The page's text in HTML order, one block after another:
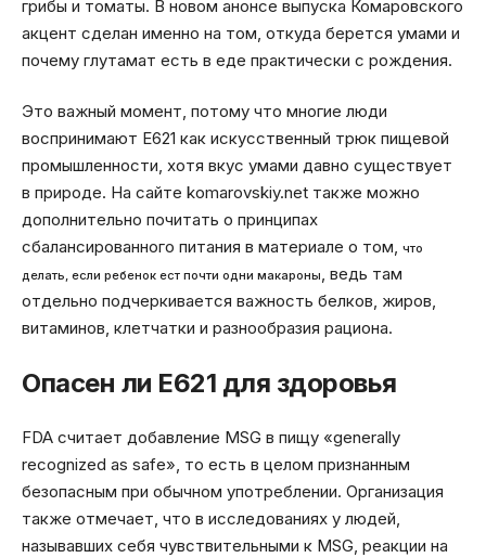
грибы и томаты. В новом анонсе выпуска Комаровского
акцент сделан именно на том, откуда берется умами и
почему глутамат есть в еде практически с рождения.
Это важный момент, потому что многие люди
воспринимают E621 как искусственный трюк пищевой
промышленности, хотя вкус умами давно существует
в природе. На сайте komarovskiy.net также можно
дополнительно почитать о принципах
сбалансированного питания в материале о том, что
делать, если ребенок ест почти одни макароны, ведь там
отдельно подчеркивается важность белков, жиров,
витаминов, клетчатки и разнообразия рациона.
Опасен ли E621 для здоровья
FDA считает добавление MSG в пищу «generally
recognized as safe», то есть в целом признанным
безопасным при обычном употреблении. Организация
также отмечает, что в исследованиях у людей,
называвших себя чувствительными к MSG, реакции на